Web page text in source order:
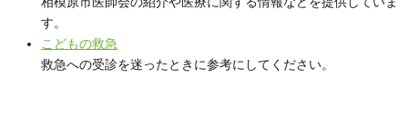
す。
こどもの救急
救急への受診を迷ったときに参考にしてください。